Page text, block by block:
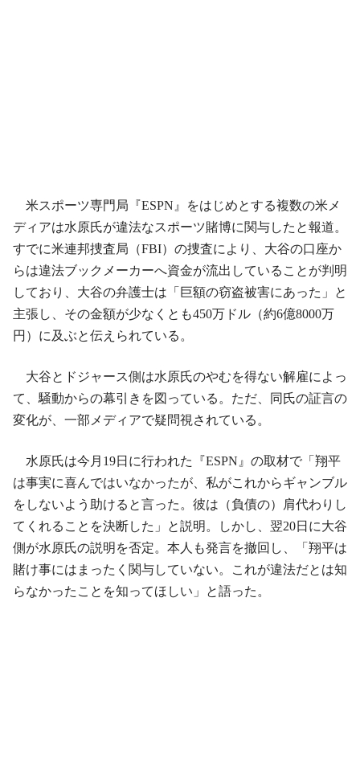
米スポーツ専門局『ESPN』をはじめとする複数の米メ
ディアは水原氏が違法なスポーツ賭博に関与したと報道。
すでに米連邦捜査局（FBI）の捜査により、大谷の口座か
らは違法ブックメーカーへ資金が流出していることが判明
しており、大谷の弁護士は「巨額の窃盗被害にあった」と
主張し、その金額が少なくとも450万ドル（約6億8000万
円）に及ぶと伝えられている。
大谷とドジャース側は水原氏のやむを得ない解雇によっ
て、騒動からの幕引きを図っている。ただ、同氏の証言の
変化が、一部メディアで疑問視されている。
水原氏は今月19日に行われた『ESPN』の取材で「翔平
は事実に喜んではいなかったが、私がこれからギャンブル
をしないよう助けると言った。彼は（負債の）肩代わりし
てくれることを決断した」と説明。しかし、翌20日に大谷
側が水原氏の説明を否定。本人も発言を撤回し、「翔平は
賭け事にはまったく関与していない。これが違法だとは知
らなかったことを知ってほしい」と語った。